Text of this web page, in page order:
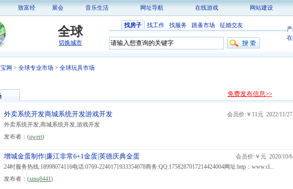
致富经 展会 音乐生活 网址导航 在线游戏 网站建设
全球
切换城市
找房子 找工作 找服务 跳蚤市场 征婚交友
网 > 全球专业市场 > 全球玩具市场
免费发布信息>>
会员价:￥11元 2022/11/27
外卖系统开发商城系统开发游戏开发
外卖系统开发,商城系统开发,游戏开发
发布者： (qwert)
会员价:￥元 2020/10/6
增城金蛋制作|廉江非常6+1金蛋|英德庆典金蛋
24时服务热线:18998074116电话:0769-2240171933354078商务:QQ:1758287017214424004网址:http：www.cl...
发布者： (xtnq8441)